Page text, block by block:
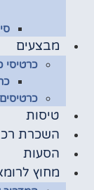
מבצעים
כרטיסי
טיסות
השכרת
הסעות
מחוץ